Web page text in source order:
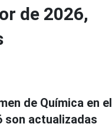
de 2026,
de Química en el
son actualizadas